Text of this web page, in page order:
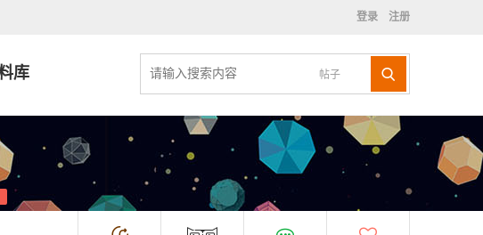
登录 注册
帖子
库